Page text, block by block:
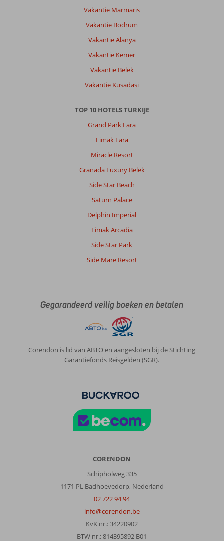
Vakantie Marmaris
Vakantie Bodrum
Vakantie Alanya
Vakantie Kemer
Vakantie Belek
Vakantie Kusadasi
TOP 10 HOTELS TURKIJE
Grand Park Lara
Limak Lara
Miracle Resort
Granada Luxury Belek
Side Star Beach
Saturn Palace
Delphin Imperial
Limak Arcadia
Side Star Park
Side Mare Resort
Gegarandeerd veilig boeken en betalen
Corendon is lid van ABTO en aangesloten bij de Stichting
Garantiefonds Reisgelden (SGR).
CORENDON
Schipholweg 335
1171 PL Badhoevedorp, Nederland
02 722 94 94
info@corendon.be
KvK nr.: 34220902
BTW nr.: 814395892 B01